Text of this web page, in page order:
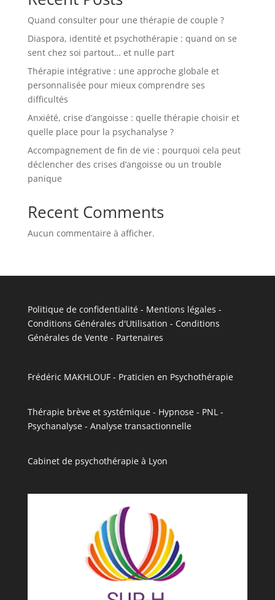
Quand consulter pour une thérapie de couple ?
Diaspora, identité et psychothérapie : quand on se
sent chez soi partout… et nulle part
Thérapie intégrative : une approche globale et
personnalisée pour mieux comprendre ses
difficultés
Anxiété, crise d’angoisse : quelle thérapie choisir et
quelle place pour la psychanalyse ?
Accompagnement de fin de vie : pourquoi cela peut
déclencher des crises d’angoisse ou un trouble
panique
Recent Comments
Aucun commentaire à afficher.
Politique de confidentialité- Mentions légales -
Conditions Générales d'Utilisation - Conditions
Générales de Vente- Partenaires
Frédéric MAKHLOUF - Praticien en Psychothérapie
Thérapie brève et systémique - Hypnose - PNL -
Psychanalyse - Analyse transactionnelle
Cabinet de psychothérapie à Lyon